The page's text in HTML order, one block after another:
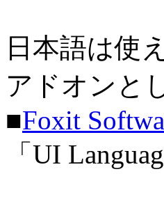
日本語は使
アドオンと
■Foxit
「UI